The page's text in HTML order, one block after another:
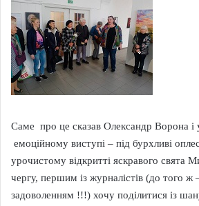
Саме про це сказав Олександр Ворона і
емоційному виступі – під бурхливі
урочистому відкритті яскравого свята
чергу, першим із журналістів (до того ж
задоволенням !!!) хочу поділитися із